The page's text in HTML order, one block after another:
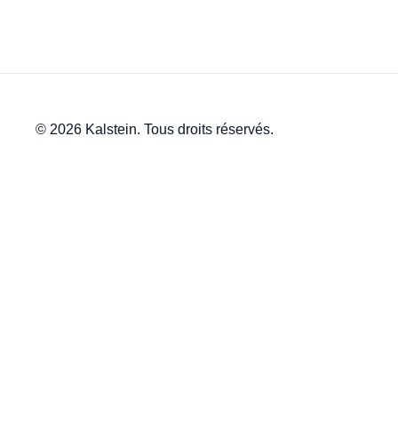
© 2026 Kalstein. Tous droits réservés.